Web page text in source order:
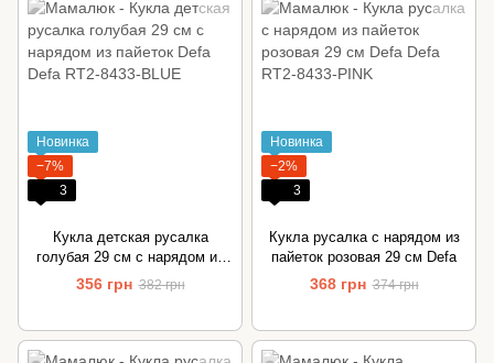
Новинка
−7%
3
Кукла детская русалка
голубая 29 см с нарядом из
пайеток Defa
356 грн 382 грн
Новинка
−2%
3
Кукла русалка с нарядом из
пайеток розовая 29 см Defa
368 грн 374 грн